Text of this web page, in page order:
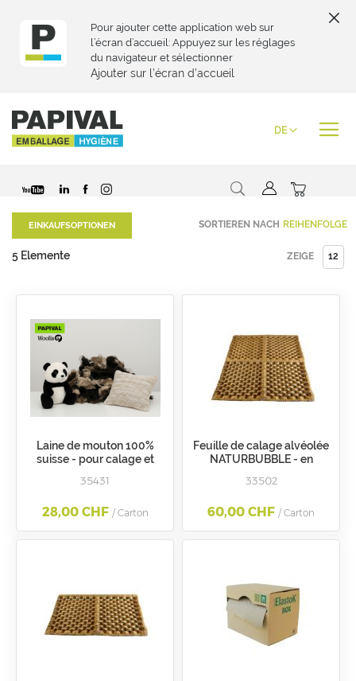
Pour ajouter cette application web sur
l’écran d’accueil: Appuyez sur les réglages
du navigateur et sélectionner
Ajouter sur l’écran d’accueil
Inhalt
springen
Sprache
DE
Suche Mein
5 Elemente ZEIGE
SORTIEREN NACH
Laine de mouton 100%
suisse - pour calage et
35431
28,00 CHF / Carton
Feuille de calage alvéolée
NATURBUBBLE - en
60x40cm
33502
60,00 CHF / Carton
Price
EINKAUFSOPTIONEN